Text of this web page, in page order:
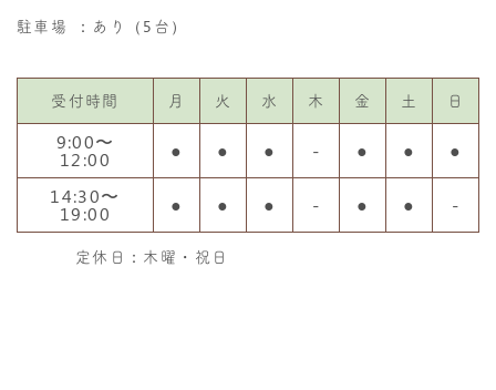
駐車場
：あり（5台）
受付時間 月 火 水 木 金 土 日
9:00〜
12:00 ● ● ● - ● ●
●
14:30〜
19:00 ● ● ● - ● ● -
定休日：木曜・祝日